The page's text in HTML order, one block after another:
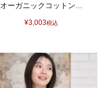
オーガニックコットン...
¥3,003税込